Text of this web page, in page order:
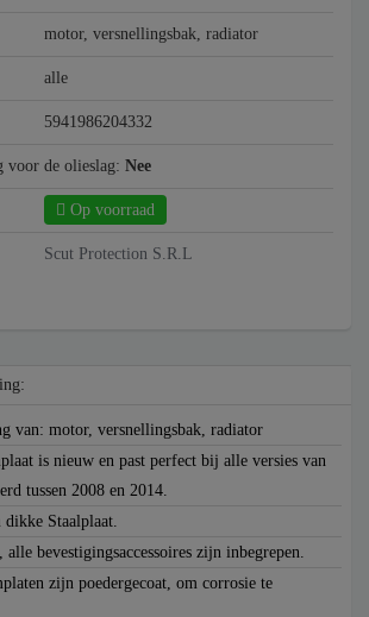
motor, versnellingsbak, radiator
alle
5941986204332
voor de olieslag: Nee
Op voorraad
Scut Protection S.R.L
van: motor, versnellingsbak, radiator
is nieuw en past perfect bij alle versies van
tussen 2008 en 2014.
Staalplaat.
alle bevestigingsaccessoires zijn inbegrepen.
zijn poedergecoat, om corrosie te